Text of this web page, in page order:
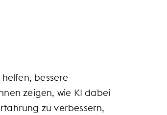
bessere
zeigen, wie KI dabei
zu verbessern,